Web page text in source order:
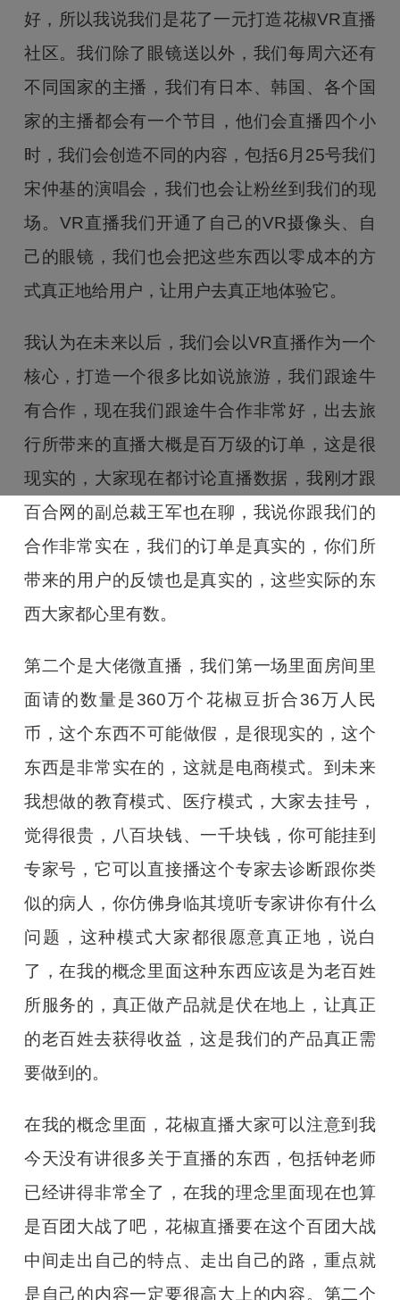
好，所以我说我们是花了一元打造花椒VR直播
社区。我们除了眼镜送以外，我们每周六还有
不同国家的主播，我们有日本、韩国、各个国
家的主播都会有一个节目，他们会直播四个小
时，我们会创造不同的内容，包括6月25号我们
宋仲基的演唱会，我们也会让粉丝到我们的现
场。VR直播我们开通了自己的VR摄像头、自
己的眼镜，我们也会把这些东西以零成本的方
式真正地给用户，让用户去真正地体验它。
我认为在未来以后，我们会以VR直播作为一个
核心，打造一个很多比如说旅游，我们跟途牛
有合作，现在我们跟途牛合作非常好，出去旅
行所带来的直播大概是百万级的订单，这是很
现实的，大家现在都讨论直播数据，我刚才跟
百合网的副总裁王军也在聊，我说你跟我们的
合作非常实在，我们的订单是真实的，你们所
带来的用户的反馈也是真实的，这些实际的东
西大家都心里有数。
第二个是大佬微直播，我们第一场里面房间里
面请的数量是360万个花椒豆折合36万人民
币，这个东西不可能做假，是很现实的，这个
东西是非常实在的，这就是电商模式。到未来
我想做的教育模式、医疗模式，大家去挂号，
觉得很贵，八百块钱、一千块钱，你可能挂到
专家号，它可以直接播这个专家去诊断跟你类
似的病人，你仿佛身临其境听专家讲你有什么
问题，这种模式大家都很愿意真正地，说白
了，在我的概念里面这种东西应该是为老百姓
所服务的，真正做产品就是伏在地上，让真正
的老百姓去获得收益，这是我们的产品真正需
要做到的。
在我的概念里面，花椒直播大家可以注意到我
今天没有讲很多关于直播的东西，包括钟老师
已经讲得非常全了，在我的理念里面现在也算
是百团大战了吧，花椒直播要在这个百团大战
中间走出自己的特点、走出自己的路，重点就
是自己的内容一定要很高大上的内容。第二个